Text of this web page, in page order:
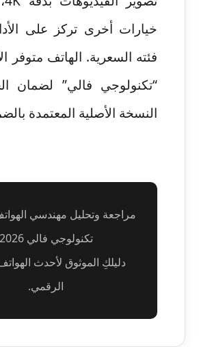
خيارات أخرى تركز على
فئته السعرية. الهاتف متوفر
“تكنولوجي فالي” لضمان
النسخة الأصلية المعتمدة
مراجعة وتحليل مهندسي
تكنولوجي فالي 2026
دليلكِ الموثوق لأحدث
الرقمي.